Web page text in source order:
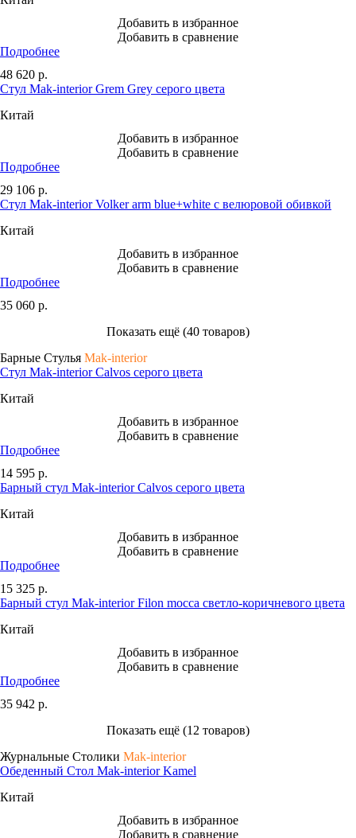
Добавить в избранное
Добавить в сравнение
Подробнее
48 620 р.
Стул Mak-interior Grem Grey серого цвета
Китай
Добавить в избранное
Добавить в сравнение
Подробнее
29 106 р.
Стул Mak-interior Volker arm blue+white с велюровой обивкой
Китай
Добавить в избранное
Добавить в сравнение
Подробнее
35 060 р.
Показать ещё (40 товаров)
Барные Стулья Mak-interior
Стул Mak-interior Calvos серого цвета
Китай
Добавить в избранное
Добавить в сравнение
Подробнее
14 595 р.
Барный стул Mak-interior Calvos серого цвета
Китай
Добавить в избранное
Добавить в сравнение
Подробнее
15 325 р.
Барный стул Mak-interior Filon mocca светло-коричневого цвета
Китай
Добавить в избранное
Добавить в сравнение
Подробнее
35 942 р.
Показать ещё (12 товаров)
Журнальные Столики Mak-interior
Обеденный Стол Mak-interior Kamel
Китай
Добавить в избранное
Добавить в сравнение